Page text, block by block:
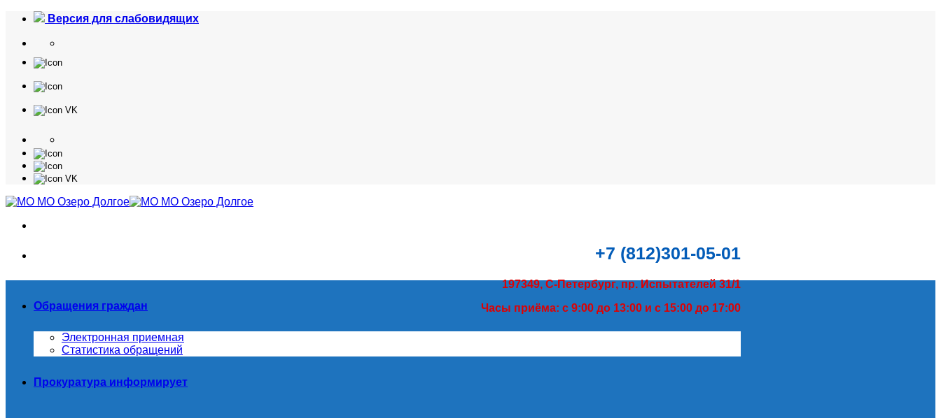
Skip
content
Версия для слабовидящих
+7 (812)301-05-01
197349, С-Петербург, пр. Испытателей 31/1
Часы приёма: с 9:00 до 13:00 и с 15:00 до 17:00
Обращения граждан
Электронная приемная
Статистика обращений
Прокуратура информирует